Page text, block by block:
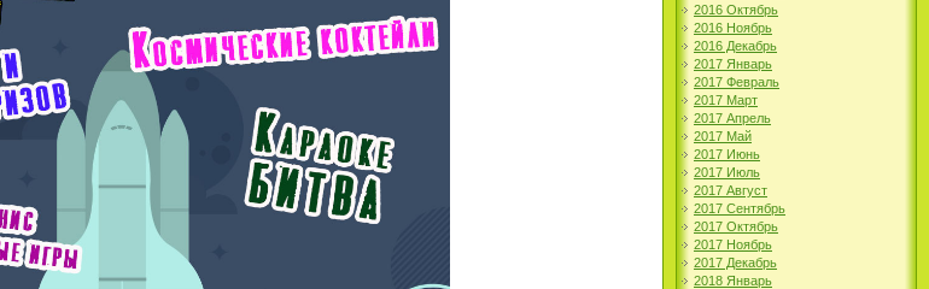
2016 Октябрь
2016 Ноябрь
2016 Декабрь
2017 Январь
2017 Февраль
2017 Март
2017 Апрель
2017 Май
2017 Июнь
2017 Июль
2017 Август
2017 Сентябрь
2017 Октябрь
2017 Ноябрь
2017 Декабрь
2018 Январь